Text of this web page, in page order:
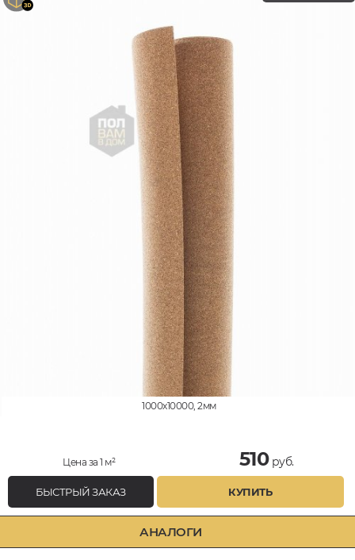
1000x10000, 2мм
Цена за 1 м² 510руб.
БЫСТРЫЙ ЗАКАЗ КУПИТЬ
АНАЛОГИ